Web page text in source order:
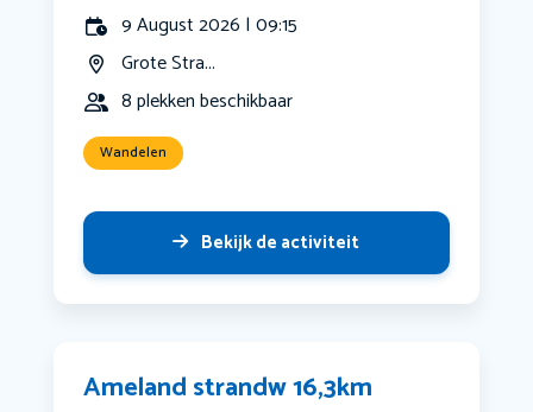
9 August 2026 | 09:15
Grote Stra...
8 plekken beschikbaar
Wandelen
Bekijk de activiteit
Ameland strandw 16,3km